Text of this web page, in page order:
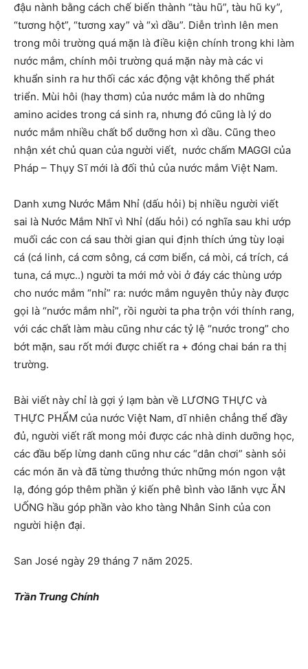
đậu nành bằng cách chế biến thành “tàu hũ”, tàu hũ ky”,
“tương hột”, “tương xay” và “xì dầu”. Diễn trình lên men
trong môi trường quá mặn là điều kiện chính trong khi làm
nước mắm, chính môi trường quá mặn này mà các vi
khuẩn sinh ra hư thối các xác động vật không thể phát
triển. Mùi hôi (hay thơm) của nước mắm là do những
amino acides trong cá sinh ra, nhưng đó cũng là lý do
nước mắm nhiều chất bổ dưỡng hơn xì dầu. Cũng theo
nhận xét chủ quan của người viết, nước chấm MAGGI của
Pháp – Thụy Sĩ mới là đối thủ của nước mắm Việt Nam.
Danh xưng Nước Mắm Nhỉ (dấu hỏi) bị nhiều người viết
sai là Nước Mắm Nhĩ vì Nhỉ (dấu hỏi) có nghĩa sau khi ướp
muối các con cá sau thời gian qui định thích ứng tùy loại
cá (cá linh, cá cơm sông, cá cơm biển, cá mòi, cá trích, cá
tuna, cá mực..) người ta mới mở vòi ở đáy các thùng ướp
cho nước mắm “nhỉ” ra: nước mắm nguyên thủy này được
gọi là “nước mắm nhỉ”, rồi người ta pha trộn với thính rang,
với các chất làm màu cũng như các tỷ lệ “nước trong” cho
bớt mặn, sau rốt mới được chiết ra + đóng chai bán ra thị
trường.
Bài viết này chỉ là gợi ý lạm bàn về LƯƠNG THỰC và
THỰC PHẨM của nước Việt Nam, dĩ nhiên chẳng thể đầy
đủ, người viết rất mong mỏi được các nhà dinh dưỡng học,
các đầu bếp lừng danh cũng như các “dân chơi” sành sỏi
các món ăn và đã từng thưởng thức những món ngon vật
lạ, đóng góp thêm phần ý kiến phê bình vào lãnh vực ĂN
UỐNG hầu góp phần vào kho tàng Nhân Sinh của con
người hiện đại.
San José ngày 29 tháng 7 năm 2025.
Trần Trung Chính